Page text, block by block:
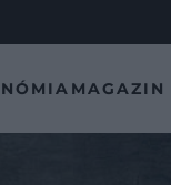
MAGAZIN